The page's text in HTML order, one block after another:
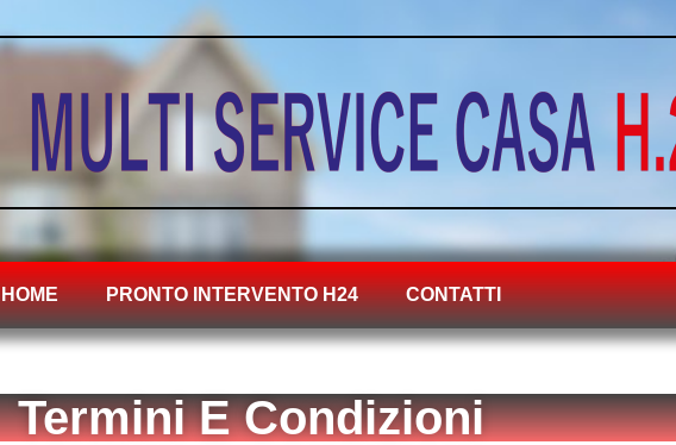
HOME PRONTO INTERVENTO H24 CONTATTI
Termini E Condizioni